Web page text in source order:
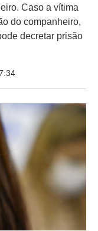
Caso a vítima
do companheiro,
decretar prisão